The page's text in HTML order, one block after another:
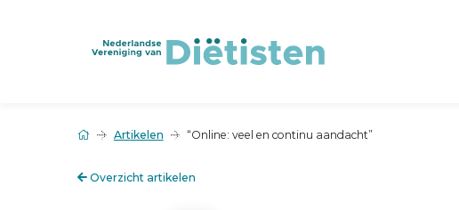
Artikelen “Online: veel en continu aandacht”
Overzicht artikelen